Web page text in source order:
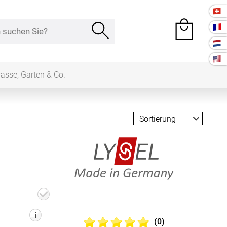
Tischdecke
Garten & Co.
(0)